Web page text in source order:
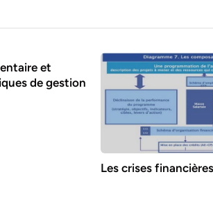
et
de gestion
Les crises financières